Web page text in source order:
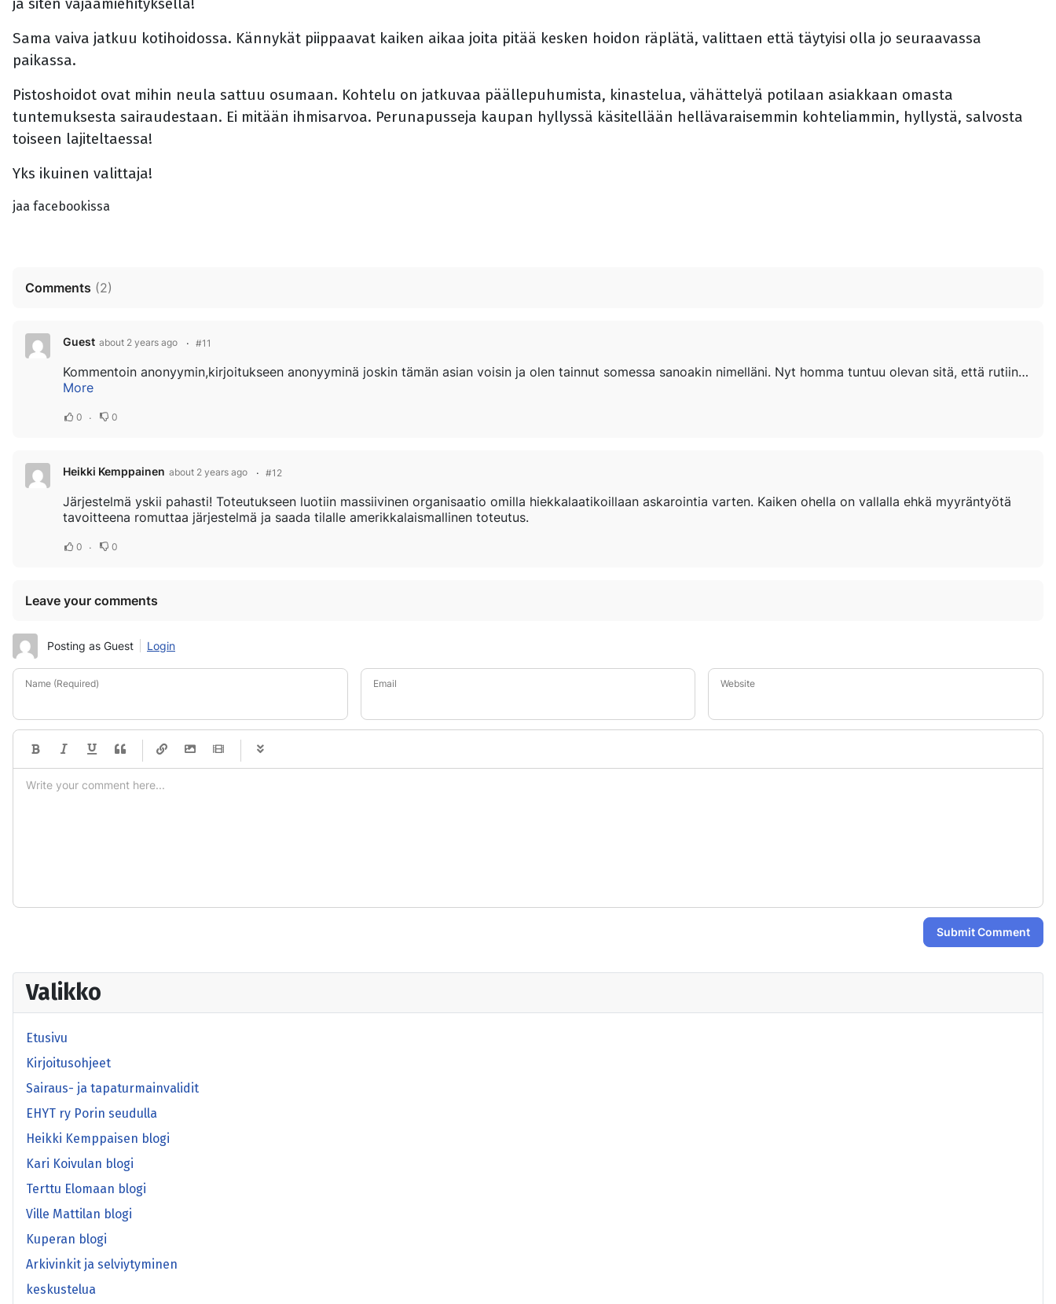
ja siten vajaamiehityksellä!
Sama vaiva jatkuu kotihoidossa. Kännykät piippaavat kaiken aikaa joita pitää kesken hoidon räplätä, valittaen että täytyisi olla jo seuraavassa
paikassa.
Pistoshoidot ovat mihin neula sattuu osumaan. Kohtelu on jatkuvaa päällepuhumista, kinastelua, vähättelyä potilaan asiakkaan omasta
tuntemuksesta sairaudestaan. Ei mitään ihmisarvoa. Perunapusseja kaupan hyllyssä käsitellään hellävaraisemmin kohteliammin, hyllystä, salvosta
toiseen lajiteltaessa!
Yks ikuinen valittaja!
jaa facebookissa
Comments (2)
Guest about 2 years ago #11
Kommentoin anonyymin,kirjoitukseen anonyyminä joskin tämän asian voisin ja olen tainnut somessa sanoakin nimelläni. Nyt homma tuntuu olevan sitä, että rutiineissa sakkaa massiivisesta organisoinista huolimatta. Rutiinia pitäisi olla esim....
More
0 0
Heikki Kemppainen about 2 years ago #12
Järjestelmä yskii pahasti! Toteutukseen luotiin massiivinen organisaatio omilla hiekkalaatikoillaan askarointia varten. Kaiken ohella on vallalla ehkä myyräntyötä
tavoitteena romuttaa järjestelmä ja saada tilalle amerikkalaismallinen toteutus.
0 0
Leave your comments
Posting as Guest Login
Name (Required) Email Website
-
-
-
-
Submit Comment
Valikko
Etusivu
Kirjoitusohjeet
Sairaus- ja tapaturmainvalidit
EHYT ry Porin seudulla
Heikki Kemppaisen blogi
Kari Koivulan blogi
Terttu Elomaan blogi
Ville Mattilan blogi
Kuperan blogi
Arkivinkit ja selviytyminen
keskustelua